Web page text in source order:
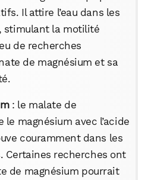
Il attire l’eau dans les
stimulant la motilité
de recherches
de magnésium et sa
: le malate de
magnésium avec l’acide
couramment dans les
Certaines recherches ont
de magnésium pourrait